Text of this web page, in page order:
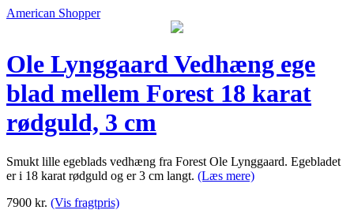
American Shopper
Ole Lynggaard Vedhæng ege
blad mellem Forest 18 karat
rødguld, 3 cm
Smukt lille egeblads vedhæng fra Forest Ole Lynggaard. Egebladet
er i 18 karat rødguld og er 3 cm langt. (Læs mere)
7900 kr. (Vis fragtpris)